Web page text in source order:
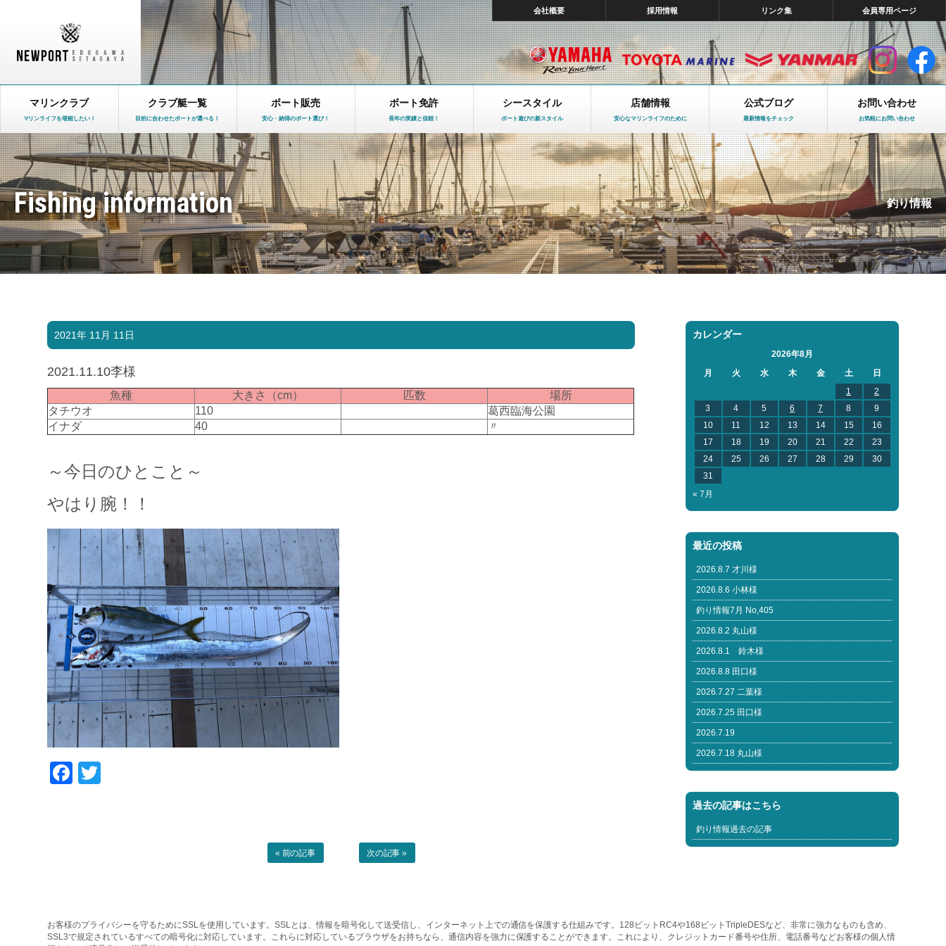
会社概要 採用情報 リンク集 会員専用ページ
マリンクラブ
マリンライフを堪能したい！
クラブ艇一覧
目的に合わせたボートが選べる！
ボート販売
安心・納得のボート選び！
ボート免許
長年の実績と信頼！
シースタイル
ボート遊びの新スタイル
店舗情報
安心なマリンライフのために
公式ブログ
最新情報をチェック
お問い合わせ
お気軽にお問い合わせ
Fishing information 釣り情報
2021年 11月 11日
2021.11.10李様
魚種 大きさ（cm） 匹数
場所
タチウオ
110
葛西臨海公園
イナダ
40 〃
～今日のひとこと～
やはり腕！！
Facebook
« 前の記事 次の記事 »
カレンダー
2026年8月
月
火 水 木 金 土
日
1
2
3
4 5 6 7 8
9
10
11 12 13 14 15
16
17
18 19 20 21 22
23
24
25 26 27 28 29
30
31
« 7月
最近の投稿
2026.8.7 才川様
2026.8.6 小林様
釣り情報7月 No,405
2026.8.2 丸山様
2026.8.1 鈴木様
2026.8.8 田口様
2026.7.27 二葉様
2026.7.25 田口様
2026.7.19
2026.7.18 丸山様
過去の記事はこちら
釣り情報過去の記事
お客様のプライバシーを守るためにSSLを使用しています。SSLとは、情報を暗号化して送受信し、インターネット上での通信を保護する仕組みです。128ビットRC4や168ビットTripleDESなど、非常に強力なものも含め、
SSL3で規定されているすべての暗号化に対応しています。これらに対応しているブラウザをお持ちなら、通信内容を強力に保護することができます。これにより、クレジットカード番号や住所、電話番号などお客様の個人情